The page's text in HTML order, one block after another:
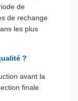
de
de rechange
les plus
?
avant la
finale